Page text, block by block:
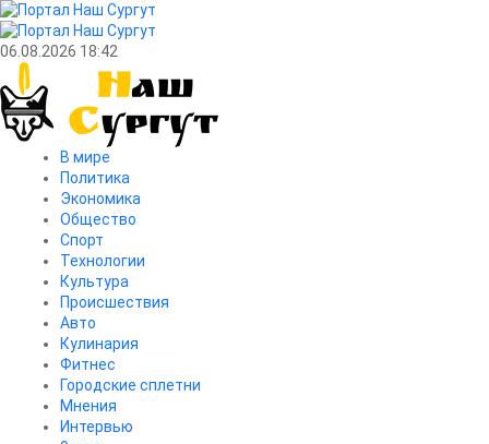
06.08.2026 18:42
В мире
Политика
Экономика
Общество
Спорт
Технологии
Культура
Происшествия
Авто
Кулинария
Фитнес
Городские сплетни
Мнения
Интервью